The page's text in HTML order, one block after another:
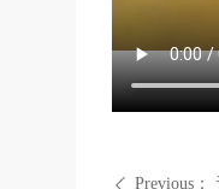
ꄴ Previous：